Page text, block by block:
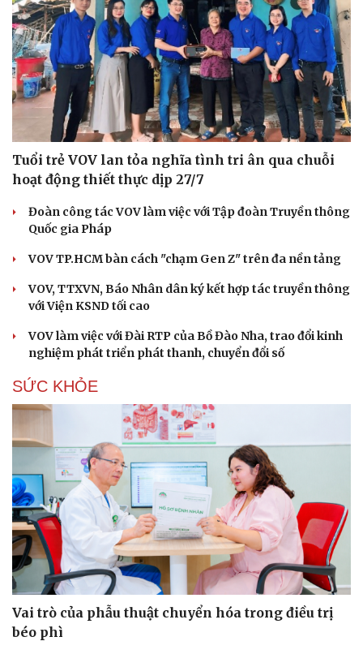
Tuổi trẻ VOV lan tỏa nghĩa tình tri ân qua chuỗi
hoạt động thiết thực dịp 27/7
Đoàn công tác VOV làm việc với Tập đoàn Truyền thông
Quốc gia Pháp
VOV TP.HCM bàn cách "chạm Gen Z" trên đa nền tảng
VOV, TTXVN, Báo Nhân dân ký kết hợp tác truyền thông
với Viện KSND tối cao
VOV làm việc với Đài RTP của Bồ Đào Nha, trao đổi kinh
nghiệm phát triển phát thanh, chuyển đổi số
SỨC KHỎE
Vai trò của phẫu thuật chuyển hóa trong điều trị
béo phì